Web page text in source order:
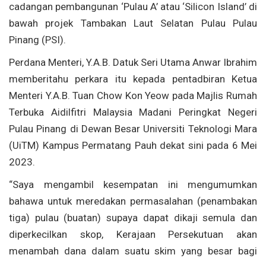
cadangan pembangunan ‘Pulau A’ atau ‘Silicon Island’ di
bawah projek Tambakan Laut Selatan Pulau Pulau
Pinang (PSI).
Perdana Menteri, Y.A.B. Datuk Seri Utama Anwar Ibrahim
memberitahu perkara itu kepada pentadbiran Ketua
Menteri Y.A.B. Tuan Chow Kon Yeow pada Majlis Rumah
Terbuka Aidilfitri Malaysia Madani Peringkat Negeri
Pulau Pinang di Dewan Besar Universiti Teknologi Mara
(UiTM) Kampus Permatang Pauh dekat sini pada 6 Mei
2023.
“Saya mengambil kesempatan ini mengumumkan
bahawa untuk meredakan permasalahan (penambakan
tiga) pulau (buatan) supaya dapat dikaji semula dan
diperkecilkan skop, Kerajaan Persekutuan akan
menambah dana dalam suatu skim yang besar bagi